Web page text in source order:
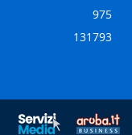
975
131793